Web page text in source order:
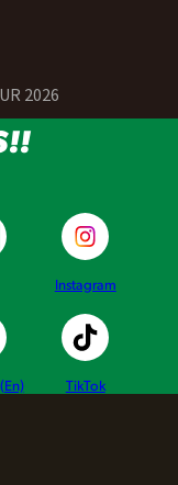
2026
Instagram
TikTok